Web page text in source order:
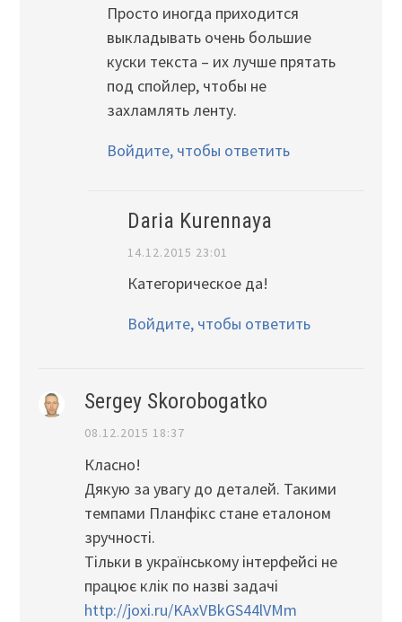
Просто иногда приходится
выкладывать очень большие
куски текста – их лучше прятать
под спойлер, чтобы не
захламлять ленту.
Войдите, чтобы ответить
Daria Kurennaya
14.12.2015 23:01
Категорическое да!
Войдите, чтобы ответить
Sergey Skorobogatko
08.12.2015 18:37
Класно!
Дякую за увагу до деталей. Такими
темпами Планфікс стане еталоном
зручності.
Тільки в українському інтерфейсі не
працює клік по назві задачі
http://joxi.ru/KAxVBkGS44lVMm